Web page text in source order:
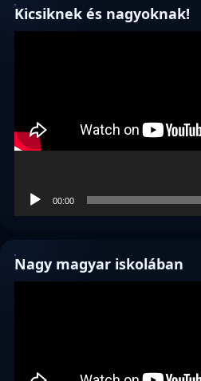
Kicsiknek és nagyoknak!
00:00
Nagy magyar iskolában